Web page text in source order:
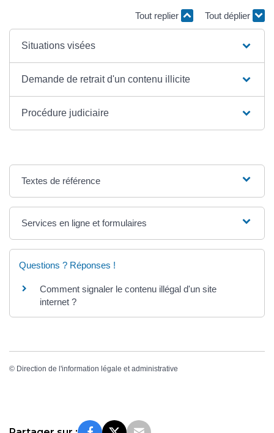
Tout replier Tout déplier
Situations visées
Demande de retrait d'un contenu illicite
Procédure judiciaire
Textes de référence
Services en ligne et formulaires
Questions ? Réponses !
Comment signaler le contenu illégal d'un site
internet ?
© Direction de l'information légale et administrative